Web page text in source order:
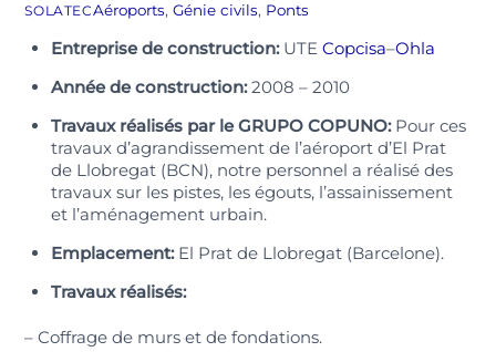
SOLATECAéroports, Génie civils, Ponts
Entreprise de construction:UTECopcisa–Ohla
Année de construction:2008 – 2010
Travaux réalisés par le GRUPO COPUNO:Pour ces
travaux d’agrandissement de l’aéroport d’El Prat
de Llobregat (BCN), notre personnel a réalisé des
travaux sur les pistes, les égouts, l’assainissement
et l’aménagement urbain.
Emplacement:El Prat de Llobregat (Barcelone).
Travaux réalisés:
– Coffrage de murs et de fondations.